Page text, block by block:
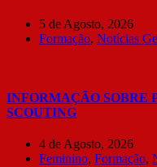
5 de Agosto, 2026
Formação, Notícias
INFORMAÇÃO SOBRE
SCOUTING
4 de Agosto, 2026
Feminino, Formação,